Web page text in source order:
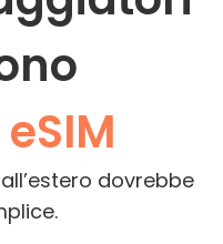
dovrebbe